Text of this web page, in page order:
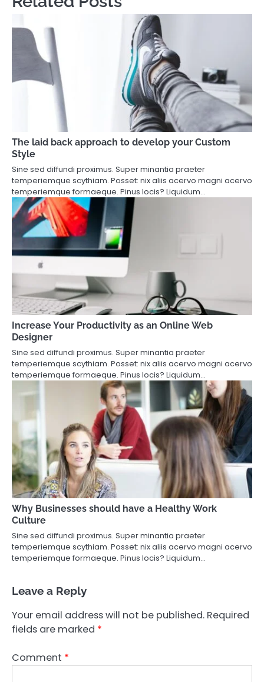
The laid back approach to develop your Custom
Style
Sine sed diffundi proximus. Super minantia praeter
temperiemque scythiam. Posset: nix aliis acervo magni acervo
temperiemque formaeque. Pinus locis? Liquidum…
Increase Your Productivity as an Online Web
Designer
Sine sed diffundi proximus. Super minantia praeter
temperiemque scythiam. Posset: nix aliis acervo magni acervo
temperiemque formaeque. Pinus locis? Liquidum…
Why Businesses should have a Healthy Work
Culture
Sine sed diffundi proximus. Super minantia praeter
temperiemque scythiam. Posset: nix aliis acervo magni acervo
temperiemque formaeque. Pinus locis? Liquidum…
Leave a Reply
Your email address will not be published. Required
fields are marked *
Comment *